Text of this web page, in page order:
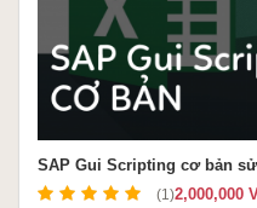
SAP Gui Scripting cơ bản
(1)2,000,000